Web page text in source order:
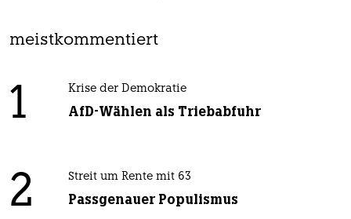
meistkommentiert
1 Krise der Demokratie
AfD-Wählen als Triebabfuhr
2 Streit um Rente mit 63
Passgenauer Populismus